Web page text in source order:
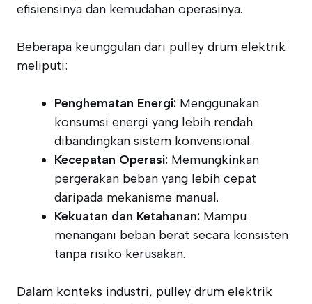
efisiensinya dan kemudahan operasinya.
Beberapa keunggulan dari pulley drum elektrik
meliputi:
Penghematan Energi: Menggunakan
konsumsi energi yang lebih rendah
dibandingkan sistem konvensional.
Kecepatan Operasi: Memungkinkan
pergerakan beban yang lebih cepat
daripada mekanisme manual.
Kekuatan dan Ketahanan: Mampu
menangani beban berat secara konsisten
tanpa risiko kerusakan.
Dalam konteks industri, pulley drum elektrik